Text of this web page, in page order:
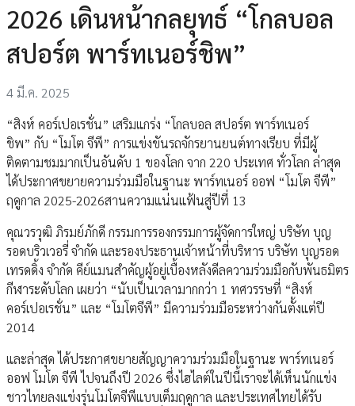
2026 เดินหน้ากลยุทธ์ “โกลบอล
สปอร์ต พาร์ทเนอร์ชิพ”
4 มี.ค. 2025
“สิงห์ คอร์เปอเรชั่น” เสริมแกร่ง “โกลบอล สปอร์ต พาร์ทเนอร์
ชิพ” กับ “โมโต จีพี” การแข่งขันรถจักรยานยนต์ทางเรียบ ที่มีผู้
ติดตามชมมากเป็นอันดับ 1 ของโลก จาก 220 ประเทศ ทั่วโลก ล่าสุด
ได้ประกาศขยายความร่วมมือในฐานะ พาร์ทเนอร์ ออฟ “โมโต จีพี”
ฤดูกาล 2025-2026สานความแน่นแฟ้นสู่ปีที่ 13
คุณวรวุฒิ ภิรมย์ภักดี กรรมการรองกรรมการผู้จัดการใหญ่ บริษัท บุญ
รอดบริวเวอรี่ จำกัด และรองประธานเจ้าหน้าที่บริหาร บริษัท บุญรอด
เทรดดิ้ง จำกัด คีย์แมนสำคัญผู้อยู่เบื้องหลังดีลความร่วมมือกับพันธมิตร
กีฬาระดับโลก เผยว่า “นับเป็นเวลามากกว่า 1 ทศวรรษที่ “สิงห์
คอร์เปอเรชั่น” และ “โมโตจีพี” มีความร่วมมือระหว่างกันตั้งแต่ปี
2014
และล่าสุด ได้ประกาศขยายสัญญาความร่วมมือในฐานะ พาร์ทเนอร์
ออฟ โมโต จีพี ไปจนถึงปี 2026 ซึ่งไฮไลต์ในปีนี้เราจะได้เห็นนักแข่ง
ชาวไทยลงแข่งรุ่นโมโตจีพีแบบเต็มฤดูกาล และประเทศไทยได้รับ